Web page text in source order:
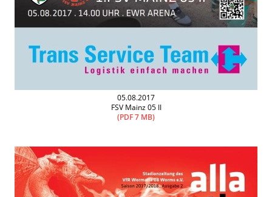
05.08.2017
FSV Mainz 05 II
(PDF 7 MB)